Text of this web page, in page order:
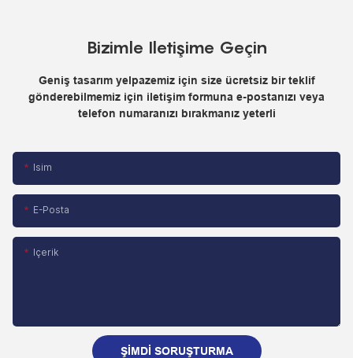
Bizimle Iletişime Geçin
Geniş tasarım yelpazemiz için size ücretsiz bir teklif
gönderebilmemiz için iletişim formuna e-postanızı veya
telefon numaranızı bırakmanız yeterli
Isim
E-Posta
Içerik
ŞIMDI SORUŞTURMA